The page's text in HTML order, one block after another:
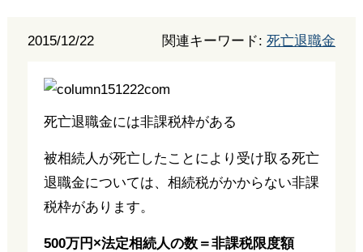
2015/12/22 関連キーワード:死亡退職金
死亡退職金には非課税枠がある
被相続人が死亡したことにより受け取る死亡
退職金については、相続税がかからない非課
税枠があります。
500万円×法定相続人の数＝非課税限度額